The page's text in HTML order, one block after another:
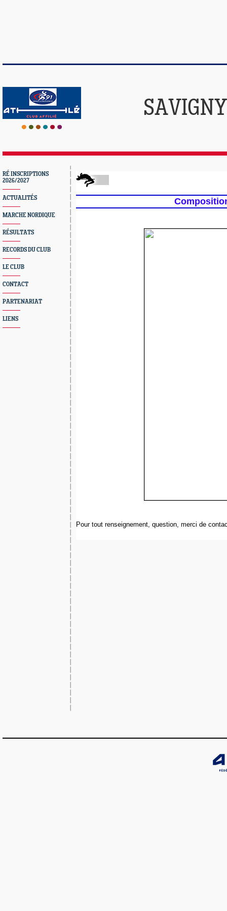
RÉ INSCRIPTIONS
2026/2027
ACTUALITÉS
MARCHE NORDIQUE
RÉSULTATS
RECORDS DU CLUB
LE CLUB
CONTACT
PARTENARIAT
LIENS
Pour tout renseignement, question, merci de